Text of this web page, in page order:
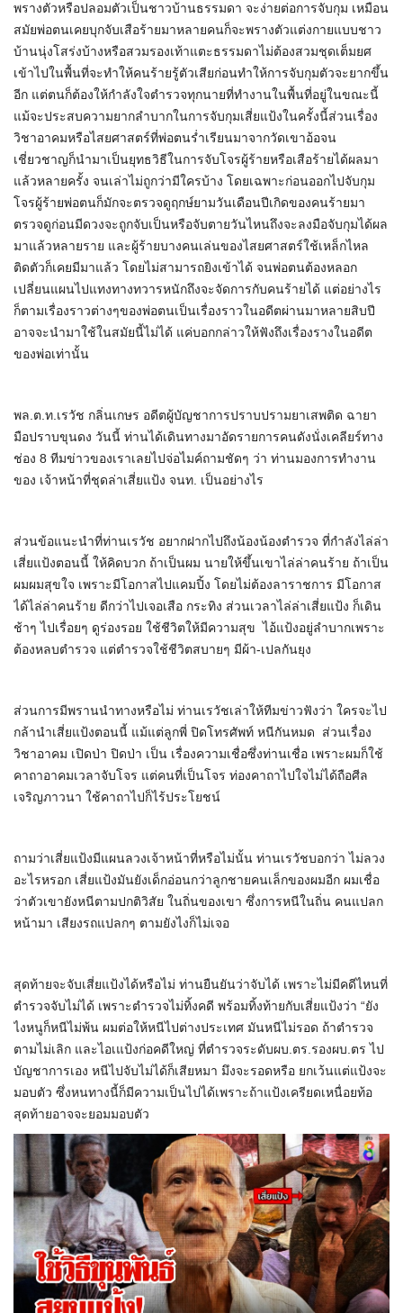
พรางตัวหรือปลอมตัวเป็นชาวบ้านธรรมดา จะง่ายต่อการจับกุม เหมือน
สมัยพ่อตนเคยบุกจับเสือร้ายมาหลายคนก็จะพรางตัวแต่งกายแบบชาว
บ้านนุ่งโสร่งบ้างหรือสวมรองเท้าแตะธรรมดาไม่ต้องสวมชุดเต็มยศ
เข้าไปในพื้นที่จะทำให้คนร้ายรู้ตัวเสียก่อนทำให้การจับกุมตัวจะยากขึ้น
อีก แต่ตนก็ต้องให้กำลังใจตำรวจทุกนายที่ทำงานในพื้นที่อยู่ในขณะนี้
แม้จะประสบความยากลำบากในการจับกุมเสี่ยแป้งในครั้งนี้ส่วนเรื่อง
วิชาอาคมหรือไสยศาสตร์ที่พ่อตนร่ำเรียนมาจากวัดเขาอ้อจน
เชี่ยวชาญก็นำมาเป็นยุทธวิธีในการจับโจรผู้ร้ายหรือเสือร้ายได้ผลมา
แล้วหลายครั้ง จนเล่าไม่ถูกว่ามีใครบ้าง โดยเฉพาะก่อนออกไปจับกุม
โจรผู้ร้ายพ่อตนก็มักจะตรวจดูฤกษ์ยามวันเดือนปีเกิดของคนร้ายมา
ตรวจดูก่อนมีดวงจะถูกจับเป็นหรือจับตายวันไหนถึงจะลงมือจับกุมได้ผล
มาแล้วหลายราย และผู้ร้ายบางคนเล่นของไสยศาสตร์ใช้เหล็กไหล
ติดตัวก็เคยมีมาแล้ว โดยไม่สามารถยิงเข้าได้ จนพ่อตนต้องหลอก
เปลี่ยนแผนไปแทงทางทวารหนักถึงจะจัดการกับคนร้ายได้ แต่อย่างไร
ก็ตามเรื่องราวต่างๆของพ่อตนเป็นเรื่องราวในอดีตผ่านมาหลายสิบปี
อาจจะนำมาใช้ในสมัยนี้ไม่ได้ แค่บอกกล่าวให้ฟังถึงเรื่องรางในอดีต
ของพ่อเท่านั้น
พล.ต.ท.เรวัช กลิ่นเกษร อดีตผู้บัญชาการปราบปรามยาเสพติด ฉายา
มือปราบขุนดง วันนี้ ท่านได้เดินทางมาอัดรายการคนดังนั่งเคลียร์ทาง
ช่อง 8 ทีมข่าวของเราเลยไปจ่อไมค์ถามชัดๆ ว่า ท่านมองการทำงาน
ของ เจ้าหน้าที่ชุดล่าเสี่ยแป้ง จนท. เป็นอย่างไร
ส่วนข้อแนะนำที่ท่านเรวัช อยากฝากไปถึงน้องน้องตำรวจ ที่กำลังไล่ล่า
เสี่ยแป้งตอนนี้ ให้คิดบวก ถ้าเป็นผม นายให้ขึ้นเขาไล่ล่าคนร้าย ถ้าเป็น
ผมผมสุขใจ เพราะมีโอกาสไปแคมปิ้ง โดยไม่ต้องลาราชการ มีโอกาส
ได้ไล่ล่าคนร้าย ดีกว่าไปเจอเสือ กระทิง ส่วนเวลาไล่ล่าเสี่ยแป้ง ก็เดิน
ช้าๆ ไปเรื่อยๆ ดูร่องรอย ใช้ชีวิตให้มีความสุข ไอ้แป้งอยู่ลำบากเพราะ
ต้องหลบตำรวจ แต่ตำรวจใช้ชีวิตสบายๆ มีผ้า-เปลกันยุง
ส่วนการมีพรานนำทางหรือไม่ ท่านเรวัชเล่าให้ทีมข่าวฟังว่า ใครจะไป
กล้านำเสี่ยแป้งตอนนี้ แม้แต่ลูกพี่ ปิดโทรศัพท์ หนีกันหมด ส่วนเรื่อง
วิชาอาคม เปิดป่า ปิดป่า เป็น เรื่องความเชื่อซึ่งท่านเชื่อ เพราะผมก็ใช้
คาถาอาคมเวลาจับโจร แต่คนที่เป็นโจร ท่องคาถาไปใจไม่ได้ถือศีล
เจริญภาวนา ใช้คาถาไปก็ไร้ประโยชน์
ถามว่าเสี่ยแป้งมีแผนลวงเจ้าหน้าที่หรือไม่นั้น ท่านเรวัชบอกว่า ไม่ลวง
อะไรหรอก เสี่ยแป้งมันยังเด็กอ่อนกว่าลูกชายคนเล็กของผมอีก ผมเชื่อ
ว่าตัวเขายังหนีตามปกติวิสัย ในถิ่นของเขา ซึ่งการหนีในถิ่น คนแปลก
หน้ามา เสียงรถแปลกๆ ตามยังไงก็ไม่เจอ
สุดท้ายจะจับเสี่ยแป้งได้หรือไม่ ท่านยืนยันว่าจับได้ เพราะไม่มีคดีไหนที่
ตำรวจจับไม่ได้ เพราะตำรวจไม่ทิ้งคดี พร้อมทิ้งท้ายกับเสี่ยแป้งว่า “ยัง
ไงหนูก็หนีไม่พ้น ผมต่อให้หนีไปต่างประเทศ มันหนีไม่รอด ถ้าตำรวจ
ตามไม่เลิก และไอเแป้งก่อคดีใหญ่ ที่ตำรวจระดับผบ.ตร.รองผบ.ตร ไป
บัญชาการเอง หนีไปจับไม่ได้ก็เสียหมา มึงจะรอดหรือ ยกเว้นแต่แป้งจะ
มอบตัว ซึ่งหนทางนี้ก็มีความเป็นไปได้เพราะถ้าแป้งเครียดเหนื่อยท้อ
สุดท้ายอาจจะยอมมอบตัว